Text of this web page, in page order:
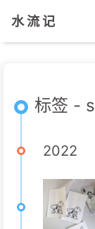
水 流 记
标签 -
2022